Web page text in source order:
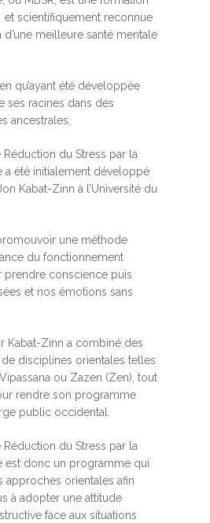
scientifiquement reconnue
meilleure santé mentale
qu’ayant été développée
ses racines dans des
ancestrales.
Réduction du Stress par la
a été initialement développé
Kabat-Zinn à l’Université du
une méthode
du fonctionnement
prendre conscience puis
et nos émotions sans
Kabat-Zinn a combiné des
disciplines orientales telles
ou Zazen (Zen), tout
rendre son programme
public occidental.
Réduction du Stress par la
est donc un programme qui
approches orientales afin
à adopter une attitude
face aux situations